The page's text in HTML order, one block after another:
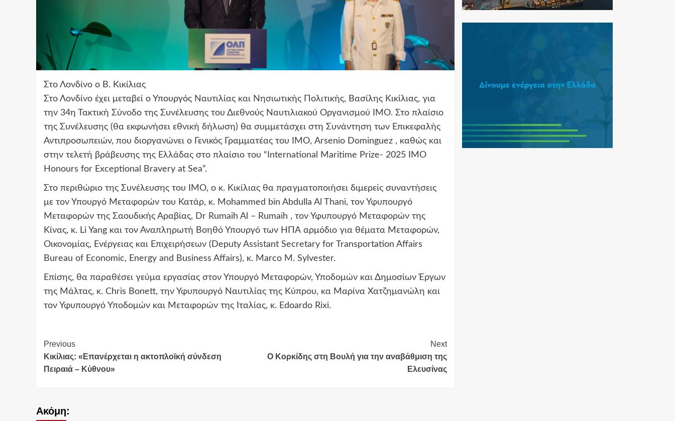
Στο Λονδίνο ο Β. Κικίλιας
Στο Λονδίνο έχει μεταβεί ο Υπουργός Ναυτιλίας και Νησιωτικής Πολιτικής, Βασίλης Κικίλιας, για
την 34η Τακτική Σύνοδο της Συνέλευσης του Διεθνούς Ναυτιλιακού Οργανισμού IMO. Στο πλαίσιο
της Συνέλευσης (θα εκφωνήσει εθνική δήλωση) θα συμμετάσχει στη Συνάντηση των Eπικεφαλής
Αντιπροσωπειών, που διοργανώνει ο Γενικός Γραμματέας του ΙΜΟ, Arsenio Dominguez , καθώς και
στην τελετή βράβευσης της Ελλάδας στο πλαίσιο του “International Maritime Prize- 2025 IMO
Honours for Exceptional Bravery at Sea”.
Στο περιθώριο της Συνέλευσης του ΙΜΟ, ο κ. Κικίλιας θα πραγματοποιήσει διμερείς συναντήσεις
με τον Υπουργό Μεταφορών του Κατάρ, κ. Mohammed bin Abdulla Al Thani, τον Υφυπουργό
Μεταφορών της Σαουδικής Αραβίας, Dr Rumaih Al – Rumaih , τον Υφυπουργό Μεταφορών της
Κίνας, κ. Li Yang και τον Αναπληρωτή Βοηθό Υπουργό των ΗΠΑ αρμόδιο για θέματα Μεταφορών,
Οικονομίας, Ενέργειας και Επιχειρήσεων (Deputy Assistant Secretary for Transportation Affairs
Bureau of Economic, Energy and Business Affairs), κ. Marco M. Sylvester.
Επίσης, θα παραθέσει γεύμα εργασίας στον Υπουργό Μεταφορών, Υποδομών και Δημοσίων Έργων
της Μάλτας, κ. Chris Bonett, την Υφυπουργό Ναυτιλίας της Κύπρου, κα Μαρίνα Χατζημανώλη και
τον Υφυπουργό Υποδομών και Μεταφορών της Ιταλίας, κ. Edoardo Rixi.
Continue
Reading
Previous
Κικίλιας: «Επανέρχεται η ακτοπλοϊκή σύνδεση
Πειραιά – Κύθνου»
Next
Ο Κορκίδης στη Βουλή για την αναβάθμιση της
Ελευσίνας
Ακόμη: